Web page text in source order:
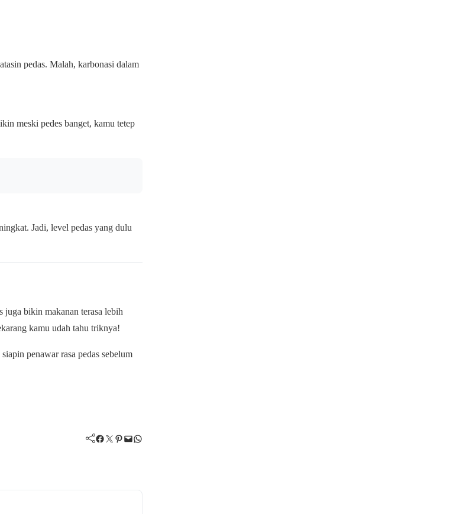
pedas. Malah, karbonasi dalam
meski pedes banget, kamu tetep
Jadi, level pedas yang dulu
juga bikin makanan terasa lebih
kamu udah tahu triknya!
penawar rasa pedas sebelum
Facebook Twitter Pinterest Mail WhatsApp